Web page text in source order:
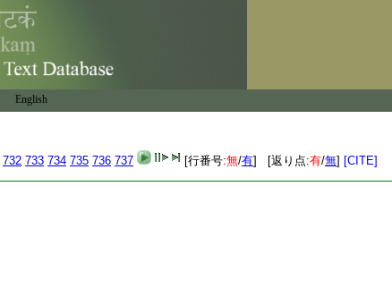
English
732 733 734 735 736 737 [行番号:無/有] [返り点:有/無] [CITE]